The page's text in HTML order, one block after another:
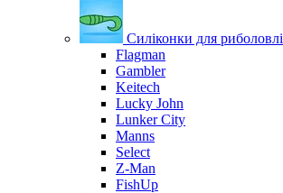
Силіконки для риболовлі
Flagman
Gambler
Keitech
Lucky John
Lunker City
Manns
Select
Z-Man
FishUp